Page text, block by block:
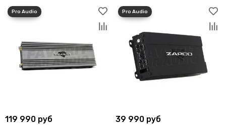
119 990 руб 39 990 руб